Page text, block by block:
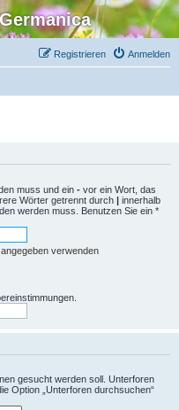
Anmelden
Registrieren
muss und ein - vor ein Wort, das
Wörter getrennt durch | innerhalb
werden muss. Benutzen Sie ein *
verwenden
gesucht werden soll. Unterforen
Option „Unterforen durchsuchen“